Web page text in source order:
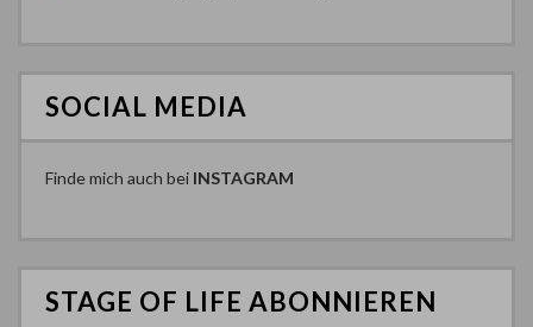
SOCIAL MEDIA
Finde mich auch bei INSTAGRAM
STAGE OF LIFE ABONNIEREN